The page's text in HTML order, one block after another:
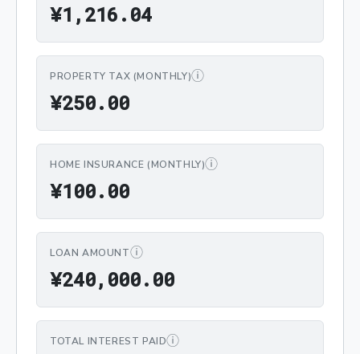
¥1 ,216.04¥1,216.04
PROPERTY TAX (MONTHLY)ⓘ
¥250.00¥250.00
HOME INSURANCE (MONTHLY)ⓘ
¥100.00¥100.00
LOAN AMOUNTⓘ
¥240, 000.00¥240,000.00
TOTAL INTEREST PAIDⓘ